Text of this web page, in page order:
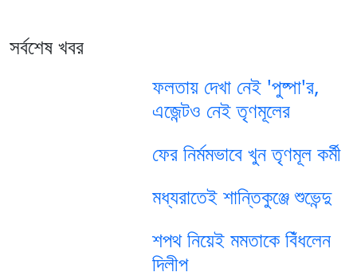
সর্বশেষ খবর
ফলতায় দেখা নেই 'পুষ্পা'র,
এজেন্টও নেই তৃণমূলের
ফের নির্মমভাবে খুন তৃণমূল কর্মী
মধ্যরাতেই শান্তিকুঞ্জে শুভেন্দু
শপথ নিয়েই মমতাকে বিঁধলেন
দিলীপ